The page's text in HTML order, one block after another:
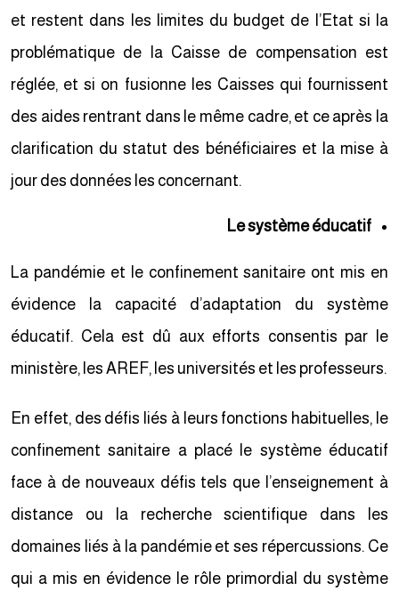
et restent dans les limites du budget de l’Etat si la
problématique de la Caisse de compensation est
réglée, et si on fusionne les Caisses qui fournissent
des aides rentrant dans le même cadre, et ce après la
clarification du statut des bénéficiaires et la mise à
jour des données les concernant.
Le système éducatif
La pandémie et le confinement sanitaire ont mis en
évidence la capacité d’adaptation du système
éducatif. Cela est dû aux efforts consentis par le
ministère, les AREF, les universités et les professeurs.
En effet, des défis liés à leurs fonctions habituelles, le
confinement sanitaire a placé le système éducatif
face à de nouveaux défis tels que l’enseignement à
distance ou la recherche scientifique dans les
domaines liés à la pandémie et ses répercussions. Ce
qui a mis en évidence le rôle primordial du système